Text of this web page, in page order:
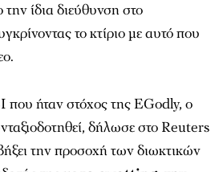
την ίδια διεύθυνση στο
το κτίριο με αυτό που
ήταν στόχος της EGodly, ο
δήλωσε στο Reuters
την προσοχή των διωκτικών